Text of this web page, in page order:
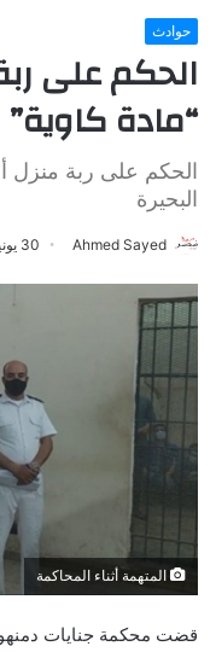
حوادث
الحكم على
“مادة
الحكم على ربة منزل
البحيرة
Ahmed Sayed 30 يونيو، 2020
المتهمة أثناء المحاكمة
قضت محكمة جنايات